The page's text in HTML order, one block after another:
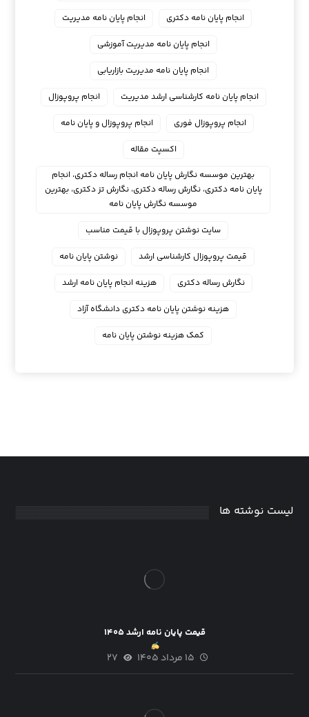
انجام پایان نامه دکتری
انجام پایان نامه مدیریت
انجام پایان نامه مدیریت آموزشی
انجام پایان نامه مدیریت بازاریابی
انجام پایان نامه کارشناسی ارشد مدیریت
انجام پروپوزال
انجام پروپوزال فوری
انجام پروپوزال و پایان نامه
اکسپت مقاله
بهترین موسسه نگارش پایان نامه انجام رساله دکتری، انجام
پایان نامه دکتری، نگارش رساله دکتری، نگارش تز دکتری، بهترین
موسسه نگارش پایان نامه
سایت نوشتن پروپوزال با قیمت مناسب
قیمت پروپوزال کارشناسی ارشد
نوشتن پایان نامه
نگارش رساله دکتری
هزینه انجام پایان نامه ارشد
هزینه نوشتن پایان نامه دکتری دانشگاه آزاد
کمک هزینه نوشتن پایان نامه
لیست نوشته ها
قیمت پایان نامه ارشد ۱۴۰۵
۱۵ مرداد ۱۴۰۵ ۲۷